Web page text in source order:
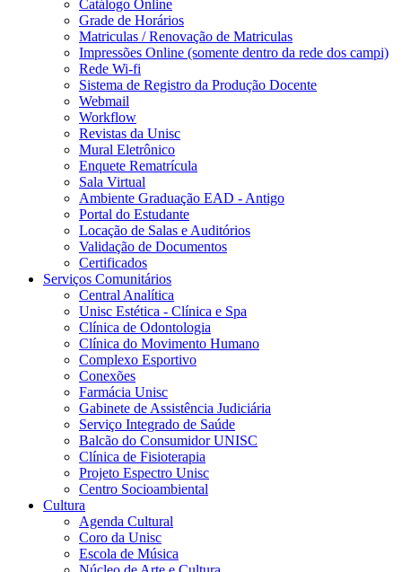
Catálogo Online
Grade de Horários
Matriculas / Renovação de Matriculas
Impressões Online (somente dentro da rede dos campi)
Rede Wi-fi
Sistema de Registro da Produção Docente
Webmail
Workflow
Revistas da Unisc
Mural Eletrônico
Enquete Rematrícula
Sala Virtual
Ambiente Graduação EAD - Antigo
Portal do Estudante
Locação de Salas e Auditórios
Validação de Documentos
Certificados
Serviços Comunitários
Central Analítica
Unisc Estética - Clínica e Spa
Clínica de Odontologia
Clínica do Movimento Humano
Complexo Esportivo
Conexões
Farmácia Unisc
Gabinete de Assistência Judiciária
Serviço Integrado de Saúde
Balcão do Consumidor UNISC
Clínica de Fisioterapia
Projeto Espectro Unisc
Centro Socioambiental
Cultura
Agenda Cultural
Coro da Unisc
Escola de Música